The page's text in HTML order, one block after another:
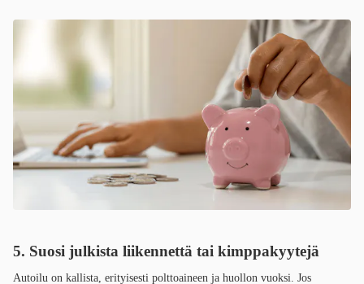
5. Suosi julkista liikennettä tai kimppakyytejä
Autoilu on kallista, erityisesti polttoaineen ja huollon vuoksi. Jos